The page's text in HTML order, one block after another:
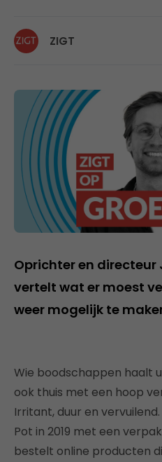
ZIGT
Oprichter en directeur
vertelt wat er moest
weer mogelijk te
Wie boodschappen haalt
ook thuis met een hoop
Irritant, duur en
Pot in 2019 met een
bestelt online producten